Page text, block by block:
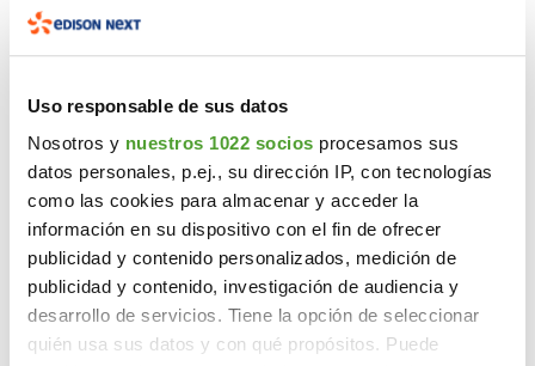
Uso responsable de sus datos
Nosotros y nuestros 1022 socios procesamos sus
datos personales, p.ej., su dirección IP, con tecnologías
como las cookies para almacenar y acceder la
información en su dispositivo con el fin de ofrecer
publicidad y contenido personalizados, medición de
publicidad y contenido, investigación de audiencia y
desarrollo de servicios. Tiene la opción de seleccionar
quién usa sus datos y con qué propósitos. Puede